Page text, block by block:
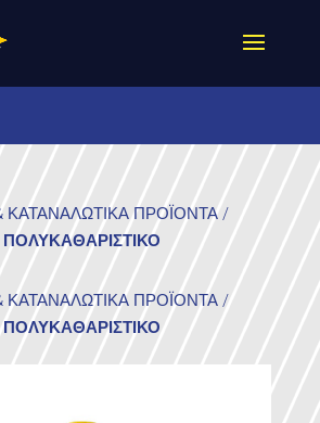
ΚΑΤΑΝΑΛΩΤΙΚΑ ΠΡΟΪΟΝΤΑ/
ΠΟΛΥΚΑΘΑΡΙΣΤΙΚΟ
ΚΑΤΑΝΑΛΩΤΙΚΑ ΠΡΟΪΟΝΤΑ/
ΠΟΛΥΚΑΘΑΡΙΣΤΙΚΟ